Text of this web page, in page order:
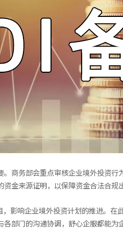
商务部会重点审核企业境外投资
金来源证明，以保障资金合法合规
影响企业境外投资计划的推进。
部门的沟通协调，舒心企服都能